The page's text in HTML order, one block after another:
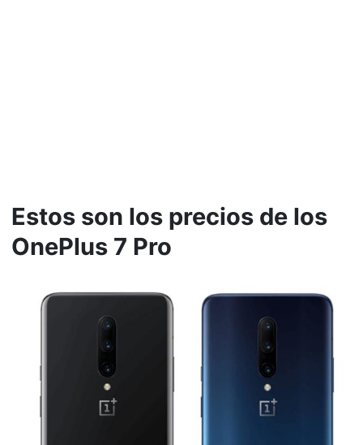
Estos son los precios de los
OnePlus 7 Pro